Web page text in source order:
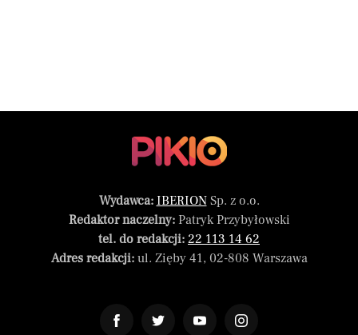
Wydawca: IBERIONSp. z o.o.
Redaktor naczelny:Patryk Przybyłowski
tel. do redakcji: 22 113 14 62
Adres redakcji:ul. Zięby 41, 02-808 Warszawa